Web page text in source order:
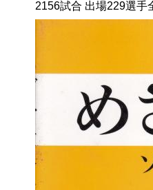
2156試合 出場229選手